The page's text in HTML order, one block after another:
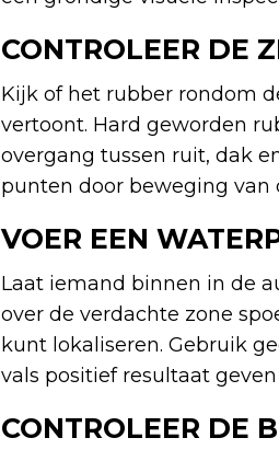
CONTROLEER DE
Kijk of het rubber rondom
vertoont. Hard geworden
overgang tussen ruit, dak
punten door beweging van
VOER EEN
Laat iemand binnen in de
over de verdachte zone
kunt lokaliseren. Gebruik
vals positief resultaat
CONTROLEER DE